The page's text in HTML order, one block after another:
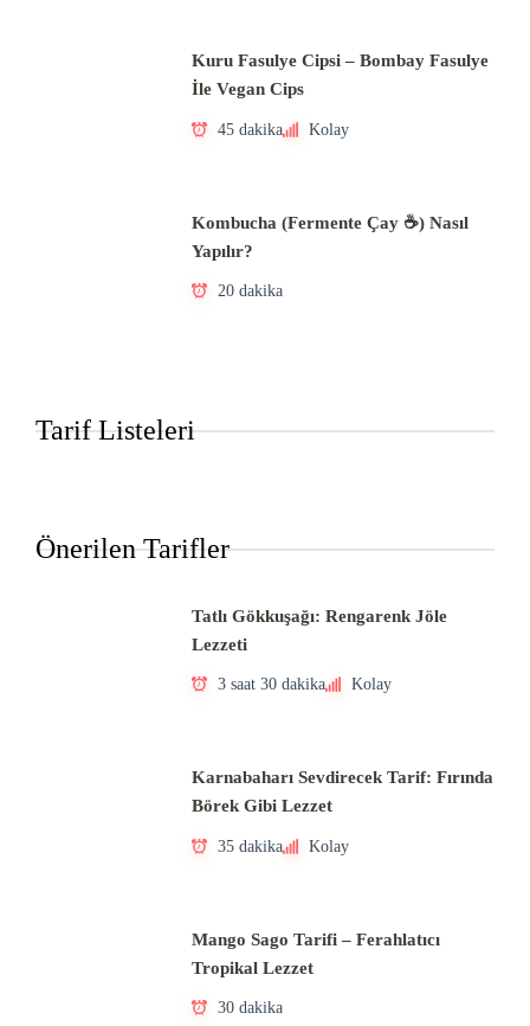
Kuru Fasulye Cipsi – Bombay Fasulye
İle Vegan Cips
45 dakika Kolay
Kombucha (Fermente Çay ☕) Nasıl
Yapılır?
20 dakika
Tarif Listeleri
Önerilen Tarifler
Tatlı Gökkuşağı: Rengarenk Jöle
Lezzeti
3 saat 30 dakika Kolay
Karnabaharı Sevdirecek Tarif: Fırında
Börek Gibi Lezzet
35 dakika Kolay
Mango Sago Tarifi – Ferahlatıcı
Tropikal Lezzet
30 dakika